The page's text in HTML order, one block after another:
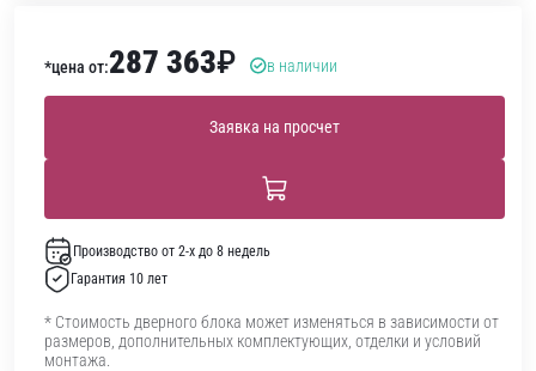
*цена от:287 363₽ в наличии
Заявка на просчет
Производство от 2-х до 8 недель
Гарантия 10 лет
* Стоимость дверного блока может изменяться в зависимости от
размеров, дополнительных комплектующих, отделки и условий
монтажа.